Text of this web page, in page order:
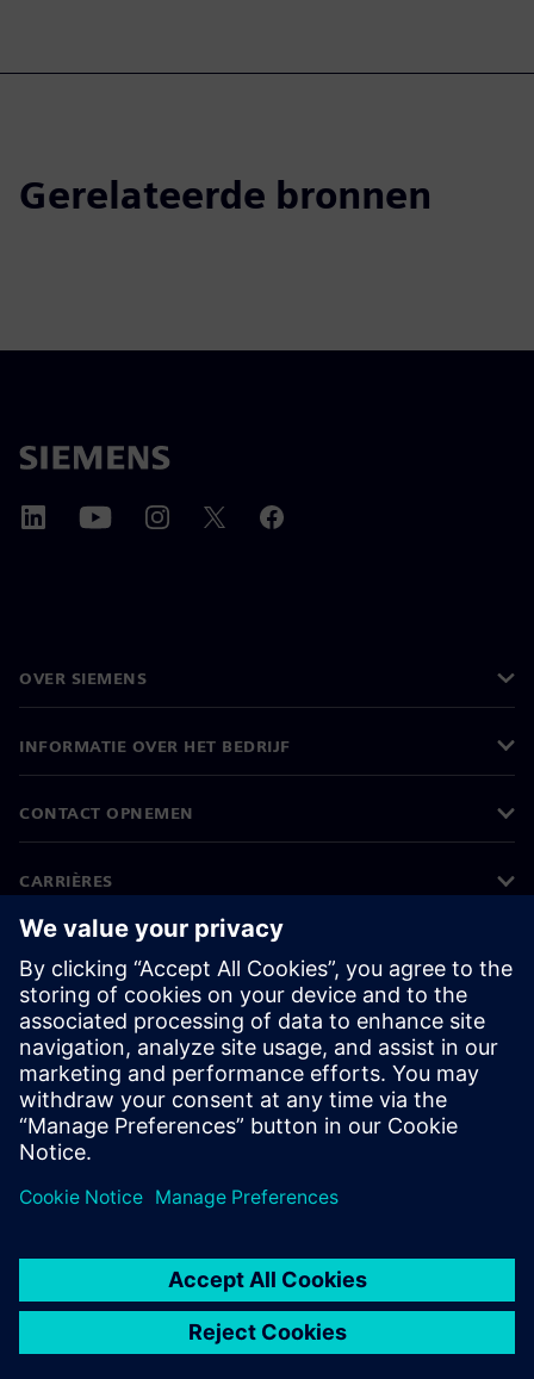
Gerelateerde bronnen
OVER SIEMENS
INFORMATIE OVER HET BEDRIJF
CONTACT OPNEMEN
CARRIÈRES
©Siemens 2026
Bedrijfsinformatie
Privacyverklaring
Cookieverklaring
Gebruiksvoorwaarden
Digitale handtekening